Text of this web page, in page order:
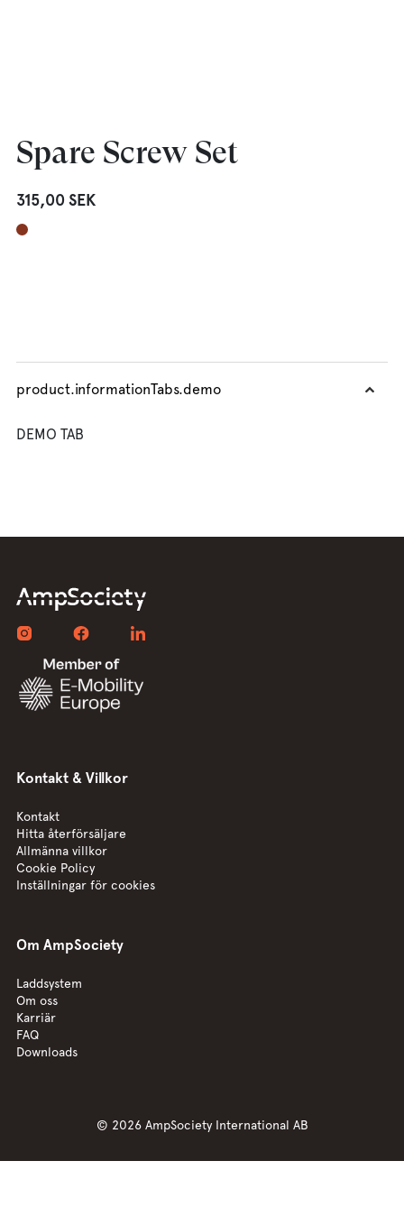
Spare Screw Set
315,00 SEK
product.informationTabs.demo
DEMO TAB
Kontakt & Villkor
Kontakt
Hitta återförsäljare
Allmänna villkor
Cookie Policy
Inställningar för cookies
Om AmpSociety
Laddsystem
Om oss
Karriär
FAQ
Downloads
© 2026 AmpSociety International AB